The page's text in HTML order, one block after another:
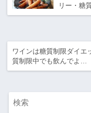
リー・糖
ワインは糖質制限ダイエ
質制限中でも飲んでよ…